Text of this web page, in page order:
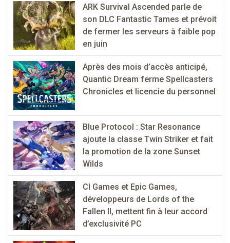
ARK Survival Ascended parle de
son DLC Fantastic Tames et prévoit
de fermer les serveurs à faible pop
en juin
Après des mois d’accès anticipé,
Quantic Dream ferme Spellcasters
Chronicles et licencie du personnel
Blue Protocol : Star Resonance
ajoute la classe Twin Striker et fait
la promotion de la zone Sunset
Wilds
CI Games et Epic Games,
développeurs de Lords of the
Fallen II, mettent fin à leur accord
d’exclusivité PC